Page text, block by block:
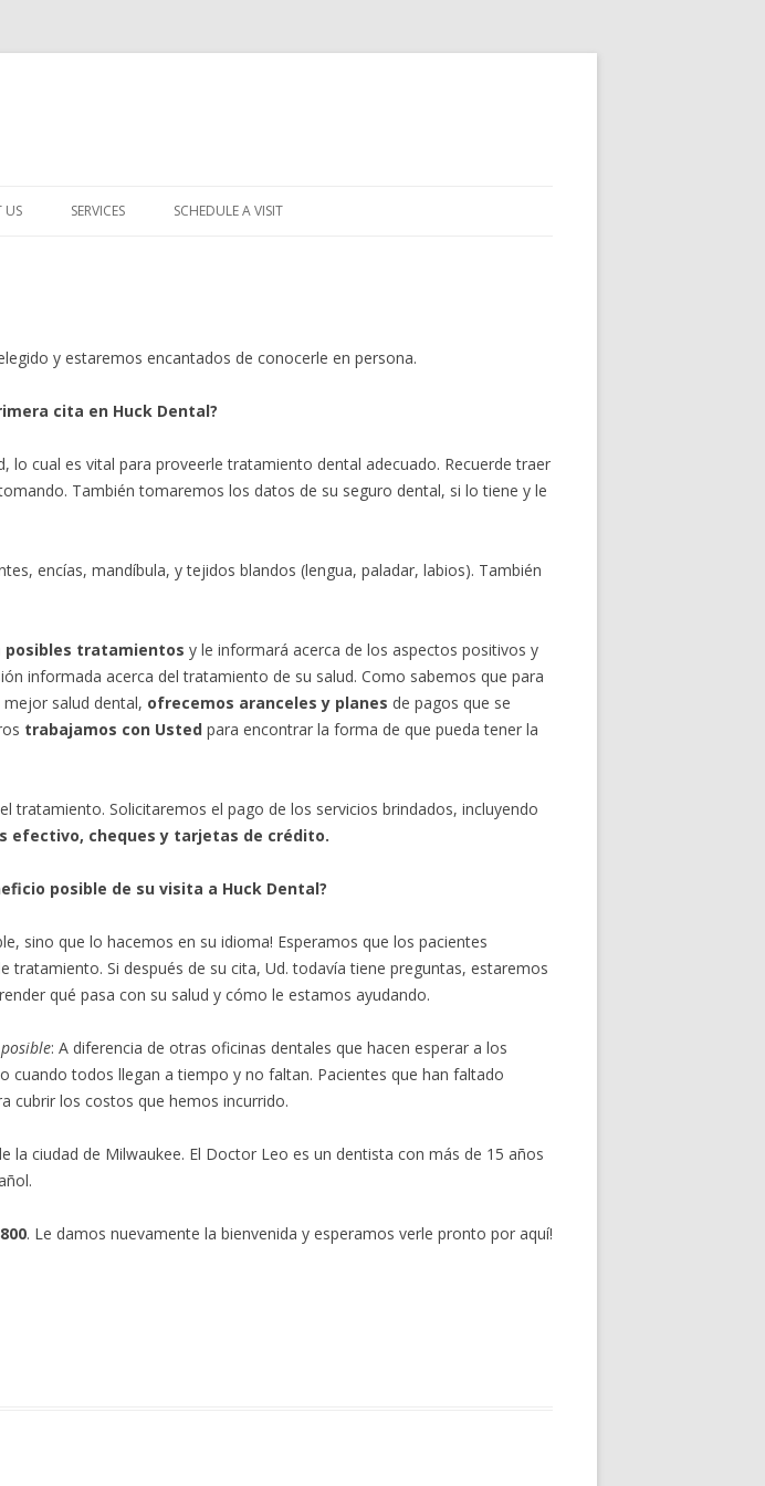
US SERVICES SCHEDULE A VISIT
y estaremos encantados de conocerle en persona.
cita en Huck Dental?
cual es vital para proveerle tratamiento dental adecuado. Recuerde traer
También tomaremos los datos de su seguro dental, si lo tiene y le
encías, mandíbula, y tejidos blandos (lengua, paladar, labios). También
posibles tratamientos y le informará acerca de los aspectos positivos y
informada acerca del tratamiento de su salud. Como sabemos que para
salud dental, ofrecemos aranceles y planes de pagos que se
trabajamos con Usted para encontrar la forma de que pueda tener la
Solicitaremos el pago de los servicios brindados, incluyendo
efectivo, cheques y tarjetas de crédito.
posible de su visita a Huck Dental?
sino que lo hacemos en su idioma! Esperamos que los pacientes
Si después de su cita, Ud. todavía tiene preguntas, estaremos
qué pasa con su salud y cómo le estamos ayudando.
: A diferencia de otras oficinas dentales que hacen esperar a los
todos llegan a tiempo y no faltan. Pacientes que han faltado
cubrir los costos que hemos incurrido.
ciudad de Milwaukee. El Doctor Leo es un dentista con más de 15 años
. Le damos nuevamente la bienvenida y esperamos verle pronto por aquí!